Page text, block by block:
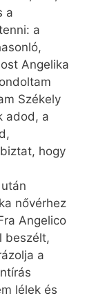
a
a
Angelika
Székely
adod, a
hogy
nővérhez
Angelico
beszélt,
a
lélek és